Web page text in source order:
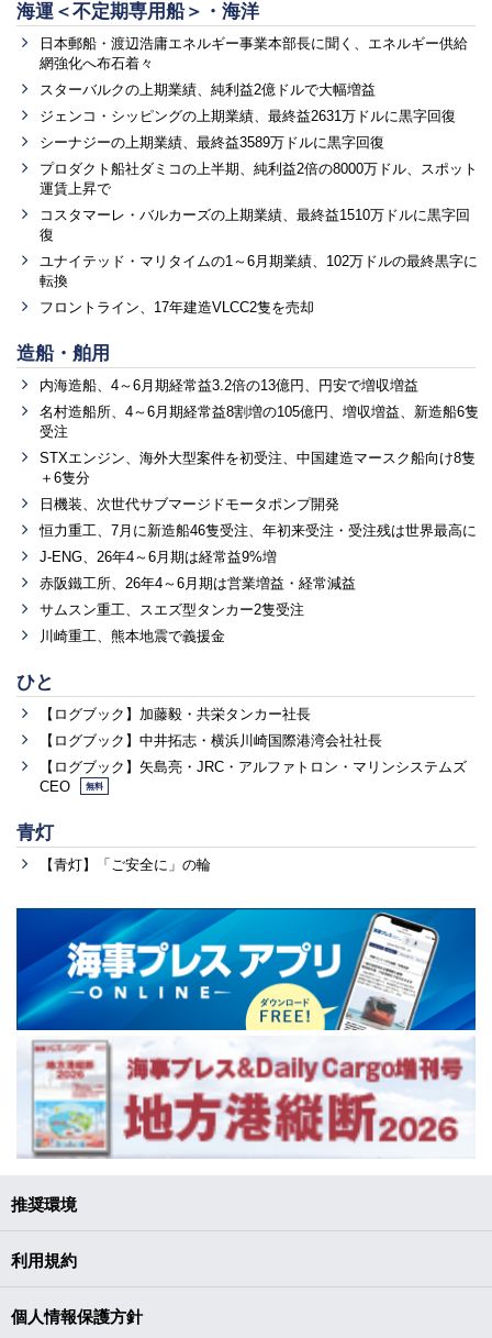
海運＜不定期専用船＞・海洋
日本郵船・渡辺浩庸エネルギー事業本部長に聞く、エネルギー供給
網強化へ布石着々
スターバルクの上期業績、純利益2億ドルで大幅増益
ジェンコ・シッピングの上期業績、最終益2631万ドルに黒字回復
シーナジーの上期業績、最終益3589万ドルに黒字回復
プロダクト船社ダミコの上半期、純利益2倍の8000万ドル、スポット
運賃上昇で
コスタマーレ・バルカーズの上期業績、最終益1510万ドルに黒字回
復
ユナイテッド・マリタイムの1～6月期業績、102万ドルの最終黒字に
転換
フロントライン、17年建造VLCC2隻を売却
造船・舶用
内海造船、4～6月期経常益3.2倍の13億円、円安で増収増益
名村造船所、4～6月期経常益8割増の105億円、増収増益、新造船6隻
受注
STXエンジン、海外大型案件を初受注、中国建造マースク船向け8隻
＋6隻分
日機装、次世代サブマージドモータポンプ開発
恒力重工、7月に新造船46隻受注、年初来受注・受注残は世界最高に
J-ENG、26年4～6月期は経常益9%増
赤阪鐵工所、26年4～6月期は営業増益・経常減益
サムスン重工、スエズ型タンカー2隻受注
川崎重工、熊本地震で義援金
ひと
【ログブック】加藤毅・共栄タンカー社長
【ログブック】中井拓志・横浜川崎国際港湾会社社長
【ログブック】矢島亮・JRC・アルファトロン・マリンシステムズ
CEO
無料
青灯
【青灯】「ご安全に」の輪
推奨環境
利用規約
個人情報保護方針